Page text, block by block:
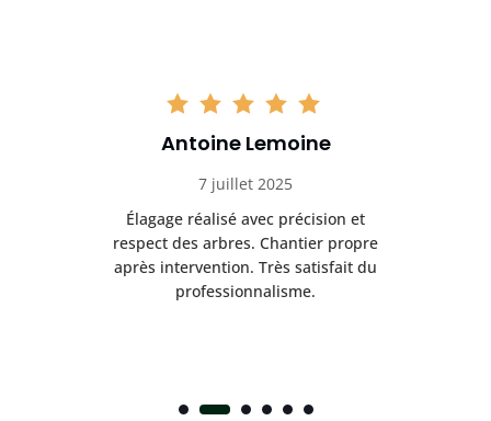
Antoine Lemoine
7 juillet 2025
Élagage réalisé avec précision et
respect des arbres. Chantier propre
après intervention. Très satisfait du
professionnalisme.